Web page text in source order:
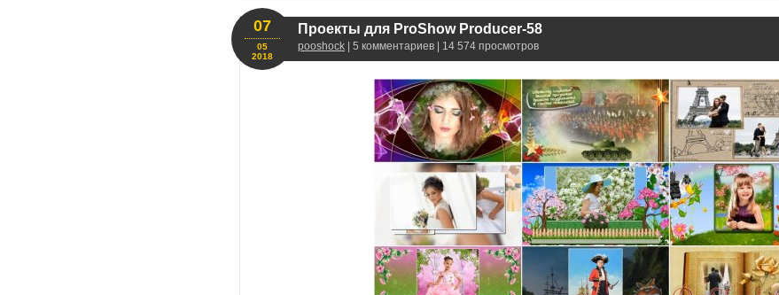
Проекты для ProShow Producer-58
pooshock | 5 комментариев | 14 574 просмотров
07
05
2018